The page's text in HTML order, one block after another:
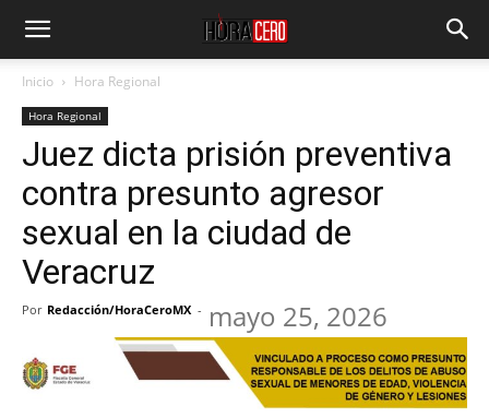
Inicio Hora Regional
Hora Regional
Juez dicta prisión preventiva
contra presunto agresor
sexual en la ciudad de
Veracruz
Por Redacción/HoraCeroMX - mayo 25, 2026